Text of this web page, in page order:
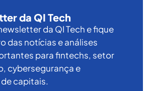
da QI Tech
da QI Tech e fique
das notícias e análises
para fintechs, setor
cybersegurança e
capitais.